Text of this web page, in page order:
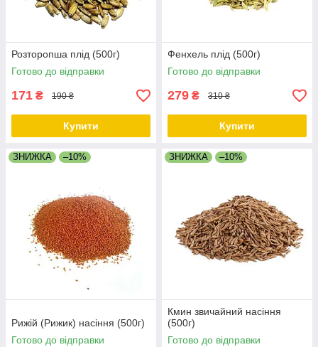
Розторопша плід (500г)
Готово до відправки
171 ₴ 190 ₴
Купити
Фенхель плід (500г)
Готово до відправки
279 ₴ 310 ₴
Купити
ЗНИЖКА –10%
Рижій (Рижик) насіння (500г)
Готово до відправки
ЗНИЖКА –10%
Кмин звичайний насіння
(500г)
Готово до відправки